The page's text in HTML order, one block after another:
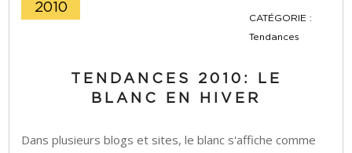
2010
CATÉGORIE :
Tendances
TENDANCES 2010: LE
BLANC EN HIVER
Dans plusieurs blogs et sites, le blanc s'affiche comme